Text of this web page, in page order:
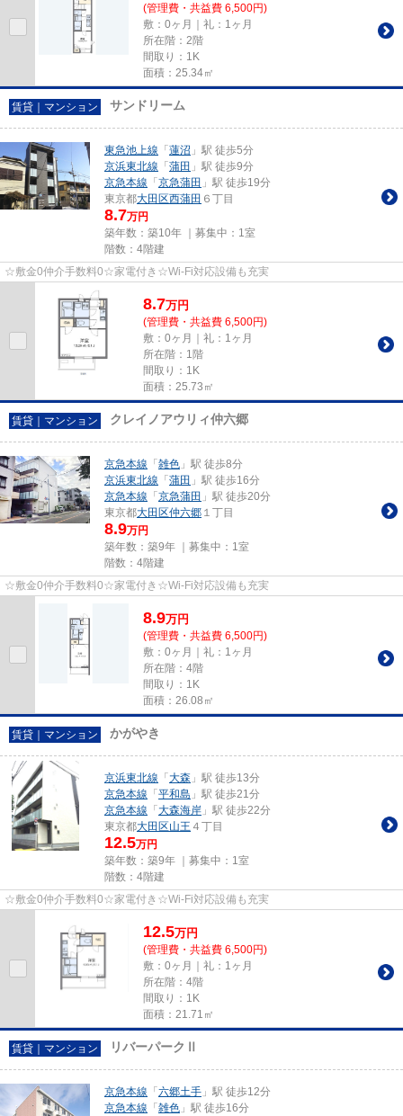
(管理費・共益費 6,500円)
敷：0ヶ月｜礼：1ヶ月
所在階：2階
間取り：1K
面積：25.34㎡
賃貸｜マンション サンドリーム
東急池上線 「 蓮沼 」駅 徒歩5分
京浜東北線 「 蒲田 」駅 徒歩9分
京急本線 「 京急蒲田 」駅 徒歩19分
東京都大田区西蒲田 ６丁目
8.7万円
築年数：築10年 ｜募集中： 1室
階数：4階建
☆敷金0仲介手数料0☆家電付き☆Wi-Fi対応設備も充実
8.7万円
(管理費・共益費 6,500円)
敷：0ヶ月｜礼：1ヶ月
所在階：1階
間取り：1K
面積：25.73㎡
賃貸｜マンション クレイノアウリィ仲六郷
京急本線 「 雑色 」駅 徒歩8分
京浜東北線 「 蒲田 」駅 徒歩16分
京急本線 「 京急蒲田 」駅 徒歩20分
東京都大田区仲六郷 １丁目
8.9万円
築年数：築9年 ｜募集中： 1室
階数：4階建
☆敷金0仲介手数料0☆家電付き☆Wi-Fi対応設備も充実
8.9万円
(管理費・共益費 6,500円)
敷：0ヶ月｜礼：1ヶ月
所在階：4階
間取り：1K
面積：26.08㎡
賃貸｜マンション かがやき
京浜東北線 「 大森 」駅 徒歩13分
京急本線 「 平和島 」駅 徒歩21分
京急本線 「 大森海岸 」駅 徒歩22分
東京都大田区山王 ４丁目
12.5万円
築年数：築9年 ｜募集中： 1室
階数：4階建
☆敷金0仲介手数料0☆家電付き☆Wi-Fi対応設備も充実
12.5万円
(管理費・共益費 6,500円)
敷：0ヶ月｜礼：1ヶ月
所在階：4階
間取り：1K
面積：21.71㎡
賃貸｜マンション リバーパークⅡ
京急本線 「 六郷土手 」駅 徒歩12分
京急本線 「 雑色 」駅 徒歩16分